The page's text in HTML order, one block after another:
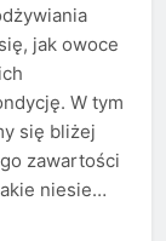
jak owoce
W tym
się bliżej
zawartości
niesie…